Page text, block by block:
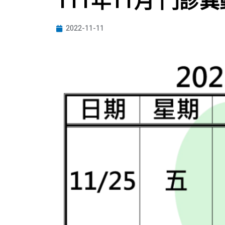
2022-11-11